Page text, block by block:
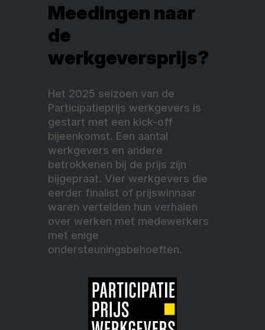
Meedingen naar
de
werkgeversprijs?
Het 2025 seizoen van de
Participatieprijs werkgevers is
gestart met een kick-off
bijeenkomst. Een aantal
werkgevers en andere
betrokkenen bij de prijs zijn
bijgepraat. Vier werkgevers die
eerder finalist of prijswinnaar
waren vertelden hun verhalen
over werken met medewerkers
met enige
ondersteuningsbehoeften.